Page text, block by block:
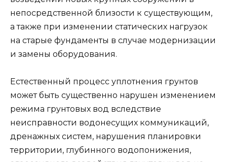
непосредственной близос­ти к существующим,
а также при изменении статических нагрузок
на старые фундаменты в случае модернизации
и замены оборудования.
Естественный процесс уплотнения грунтов
может быть существенно нарушен изменением
режима грунтовых вод вследствие
неисправности водонесущих коммуникаций,
дренажных систем, нарушения планировки
территории, глубинного водопонижения,